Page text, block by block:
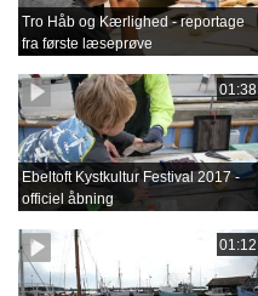
Tro Håb og Kærlighed - reportage
fra første læseprøve
01:38
Ebeltoft Kystkultur Festival 2017 -
officiel åbning
01:12